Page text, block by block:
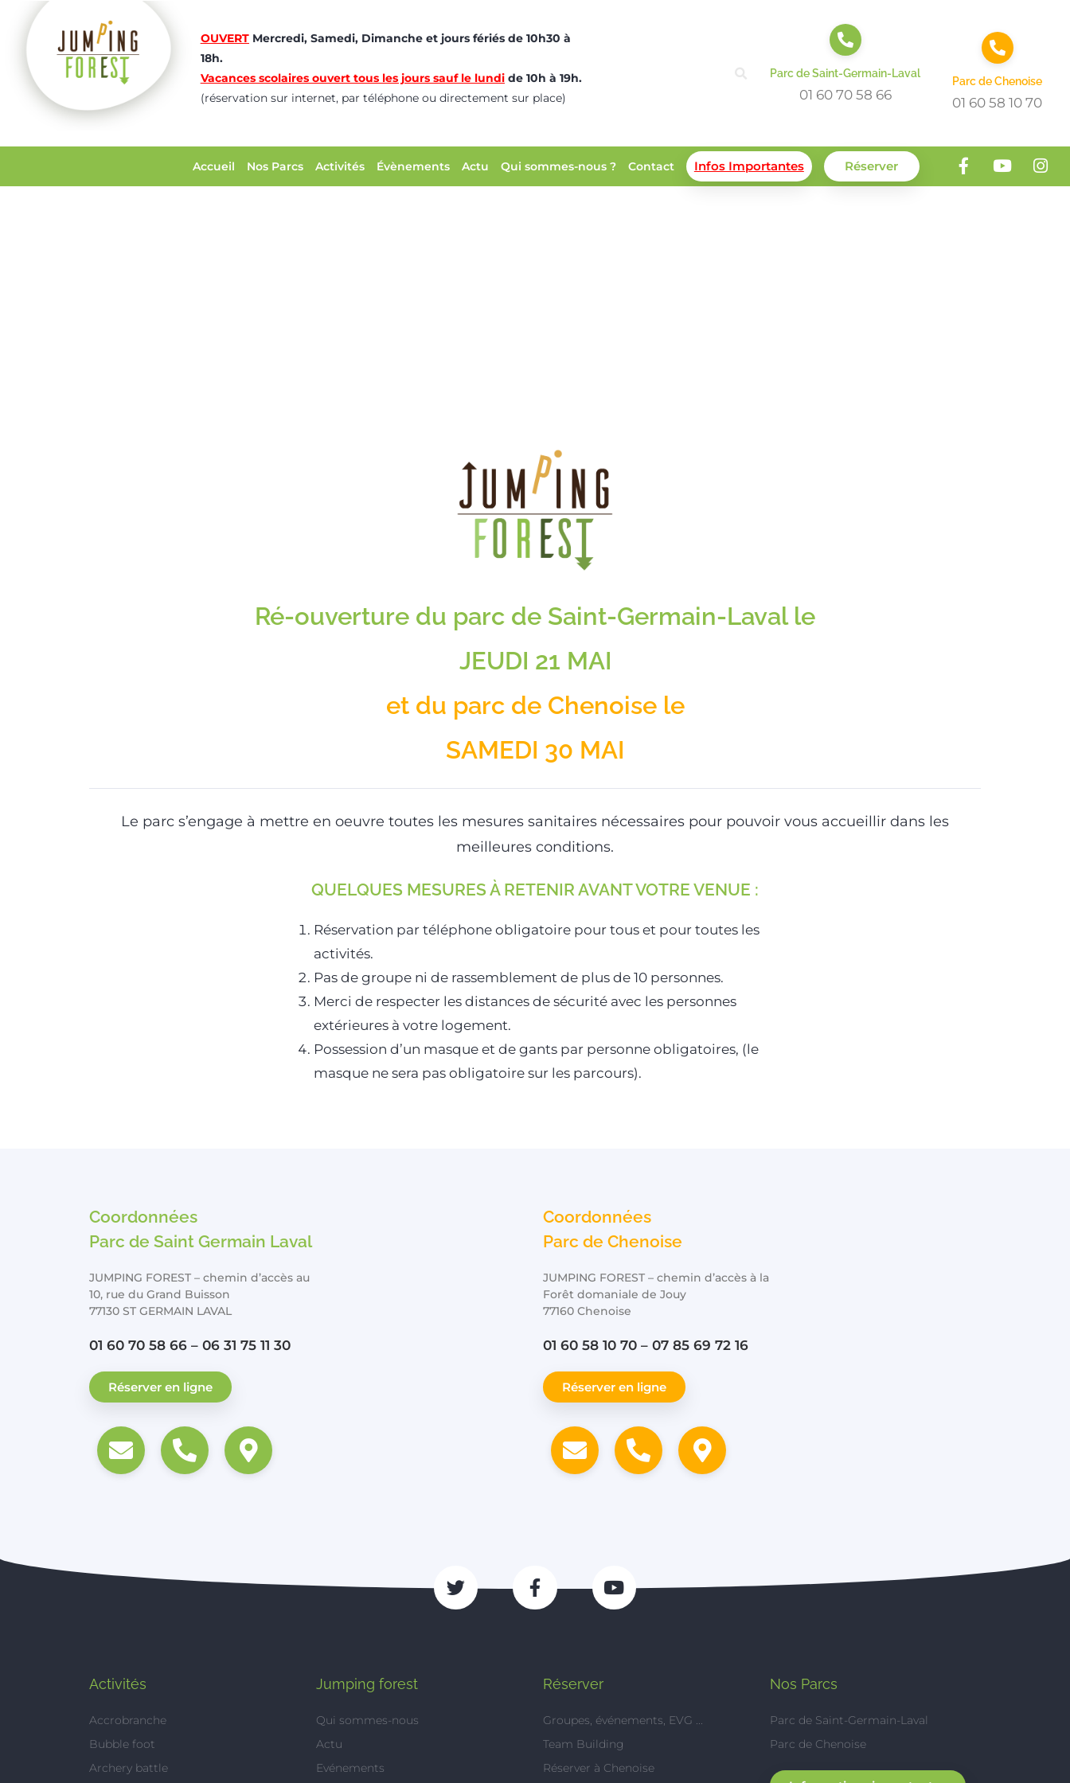
OUVERT Mercredi, Samedi, Dimanche et jours fériés de 10h30 à
18h.
Vacances scolaires ouvert tous les jours sauf le lundide 10h à 19h.
(réservation sur internet, par téléphone ou directement sur place)
Parc de Saint-Germain-Laval
01 60 70 58 66
Parc de Chenoise
01 60 58 10 70
Accueil Nos Parcs Activités Évènements Actu Qui sommes-nous ? Contact Infos Importantes Réserver
Ré-ouverture du parc de Saint-Germain-Laval le
JEUDI 21 MAI
et du parc de Chenoise le
SAMEDI 30 MAI
Le parc s’engage à mettre en oeuvre toutes les mesures sanitaires nécessaires pour pouvoir vous accueillir dans les
meilleures conditions.
QUELQUES MESURES À RETENIR AVANT VOTRE VENUE :
Réservation par téléphone obligatoire pour tous et pour toutes les
activités.
Pas de groupe ni de rassemblement de plus de 10 personnes.
Merci de respecter les distances de sécurité avec les personnes
extérieures à votre logement.
Possession d’un masque et de gants par personne obligatoires, (le
masque ne sera pas obligatoire sur les parcours).
Coordonnées
Parc de Saint Germain Laval
JUMPING FOREST – chemin d’accès au
10, rue du Grand Buisson
77130 ST GERMAIN LAVAL
01 60 70 58 66 – 06 31 75 11 30
Réserver en ligne
Coordonnées
Parc de Chenoise
JUMPING FOREST – chemin d’accès à la
Forêt domaniale de Jouy
77160 Chenoise
01 60 58 10 70 – 07 85 69 72 16
Réserver en ligne
Activités
Accrobranche
Bubble foot
Archery battle
Jumping forest
Qui sommes-nous
Actu
Evénements
Réserver
Groupes, événements, EVG ...
Team Building
Réserver à Chenoise
Nos Parcs
Parc de Saint-Germain-Laval
Parc de Chenoise